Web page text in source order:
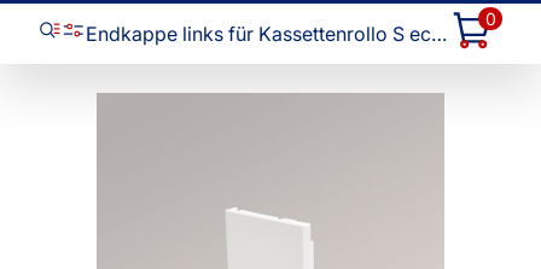
Endkappe links für Kassettenrollo S eckig #1W
0